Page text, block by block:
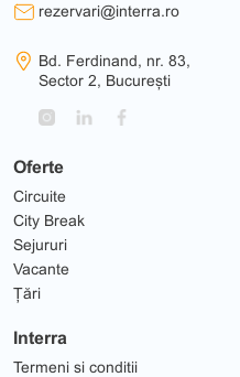
Oferte
Circuite
City Break
Sejururi
Vacante
Țări
Interra
Termeni si conditii
rezervari@interra.ro
Bd. Ferdinand, nr. 83,
Sector 2, București